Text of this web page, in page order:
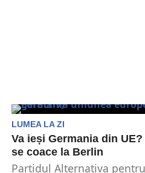
LUMEA LA ZI
Va ieși Germania din
se coace la Berlin
Partidul Alternativa